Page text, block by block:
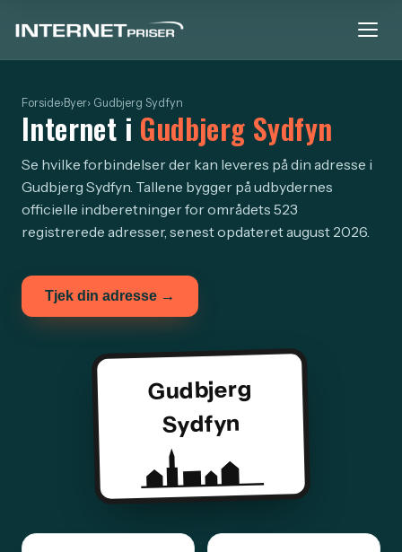
Forside›Byer› Gudbjerg Sydfyn
Internet i Gudbjerg Sydfyn
Se hvilke forbindelser der kan leveres på din adresse i
Gudbjerg Sydfyn. Tallene bygger på udbydernes
officielle indberetninger for områdets 523
registrerede adresser, senest opdateret august 2026.
Tjek din adresse →
Gudbjerg
Sydfyn